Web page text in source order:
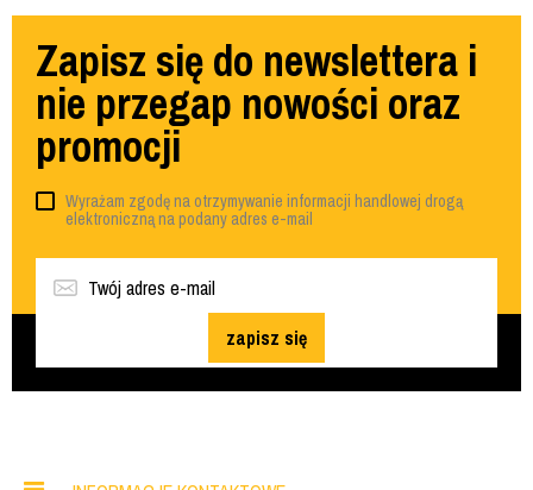
Zapisz się do newslettera i
nie przegap nowości oraz
promocji
Wyrażam zgodę na otrzymywanie informacji handlowej drogą
elektroniczną na podany adres e-mail
zapisz się